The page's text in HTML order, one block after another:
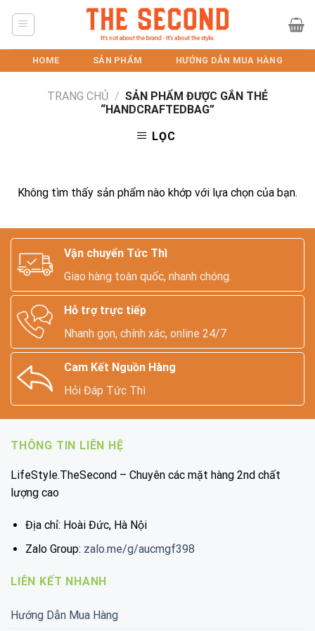
HOME SẢN PHẨM HƯỚNG DẪN MUA HÀNG
TRANG CHỦ / SẢN PHẨM ĐƯỢC GẮN THẺ
“HANDCRAFTEDBAG”
LỌC
Không tìm thấy sản phẩm nào khớp với lựa chọn của bạn.
Vận chuyển Tức Thì
Giao hàng toàn quốc, nhanh chóng.
Hỗ trợ trực tiếp
Nhanh gọn, chính xác, online 24/7
Cam Kết Nguồn Hàng
Hỏi Đáp Tức Thì
THÔNG TIN LIÊN HỆ
LifeStyle.TheSecond – Chuyên các mặt hàng 2nd chất
lượng cao
Địa chỉ: Hoài Đức, Hà Nội
Zalo Group: zalo.me/g/aucmgf398
LIÊN KẾT NHANH
Hướng Dẫn Mua Hàng